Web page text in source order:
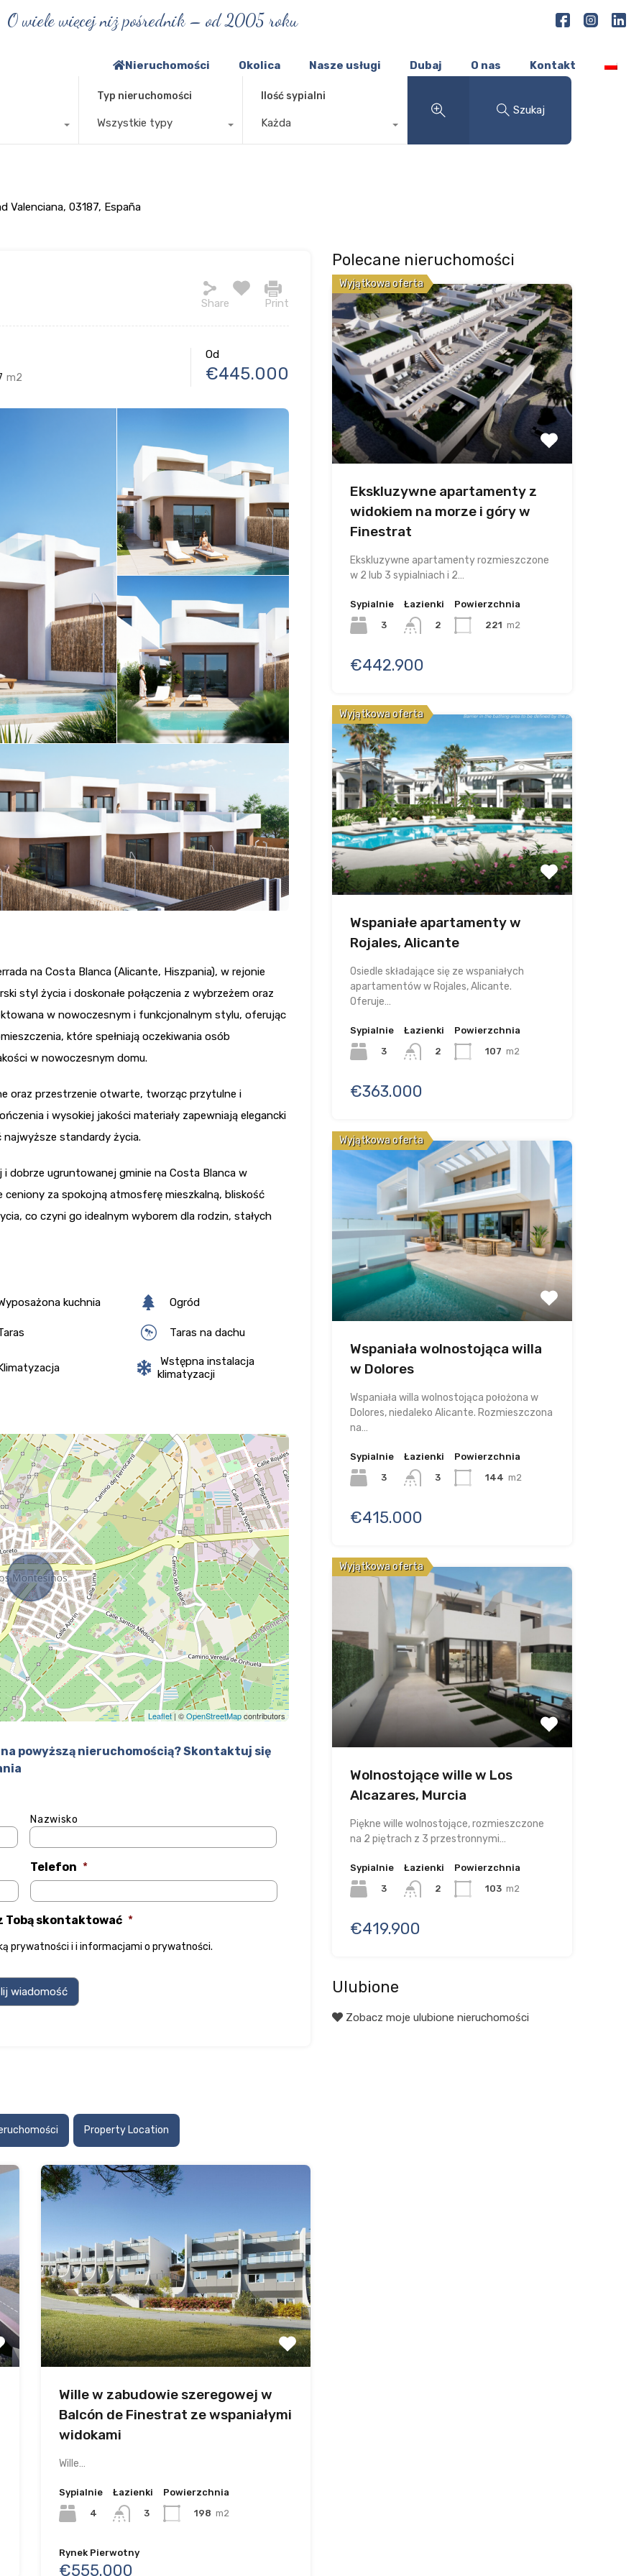
O wiele więcej niż pośrednik – od 2005 roku
Nieruchomości Okolica Nasze usługi Dubaj O nas Kontakt
Typ nieruchomości
Wszystkie typy
Ilość sypialni
Każda
Szukaj
Valenciana, 03187, España
Share Print
Od
€445.000
m2
na Costa Blanca (Alicante, Hiszpania), w rejonie
styl życia i doskonałe połączenia z wybrzeżem oraz
w nowoczesnym i funkcjonalnym stylu, oferując
które spełniają oczekiwania osób
w nowoczesnym domu.
oraz przestrzenie otwarte, tworząc przytulne i
i wysokiej jakości materiały zapewniają elegancki
najwyższe standardy życia.
dobrze ugruntowanej gminie na Costa Blanca w
za spokojną atmosferę mieszkalną, bliskość
co czyni go idealnym wyborem dla rodzin, stałych
kuchnia Ogród
Taras na dachu
Wstępna instalacja
klimatyzacji
Leaflet| ©OpenStreetMapcontributors
powyższą nieruchomością? Skontaktuj się
Nazwisko
Telefon *
Tobą skontaktować *
prywatności i i informacjami o prywatności.
Property Location
Wille w zabudowie szeregowej w
Balcón de Finestrat ze wspaniałymi
widokami
Wille…
Sypialnie
4
Łazienki
3
Powierzchnia
198 m2
Rynek Pierwotny
€555.000
Polecane nieruchomości
Wyjątkowa oferta
Ekskluzywne apartamenty z
widokiem na morze i góry w
Finestrat
Ekskluzywne apartamenty rozmieszczone
w 2 lub 3 sypialniach i 2…
Sypialnie
3
Łazienki
2
Powierzchnia
221 m2
€442.900
Wyjątkowa oferta
Wspaniałe apartamenty w
Rojales, Alicante
Osiedle składające się ze wspaniałych
apartamentów w Rojales, Alicante.
Oferuje…
Sypialnie
3
Łazienki
2
Powierzchnia
107 m2
€363.000
Wyjątkowa oferta
Wspaniała wolnostojąca willa
w Dolores
Wspaniała willa wolnostojąca położona w
Dolores, niedaleko Alicante. Rozmieszczona
na…
Sypialnie
3
Łazienki
3
Powierzchnia
144 m2
€415.000
Wyjątkowa oferta
Wolnostojące wille w Los
Alcazares, Murcia
Piękne wille wolnostojące, rozmieszczone
na 2 piętrach z 3 przestronnymi…
Sypialnie
3
Łazienki
2
Powierzchnia
103 m2
€419.900
Ulubione
Zobacz moje ulubione nieruchomości